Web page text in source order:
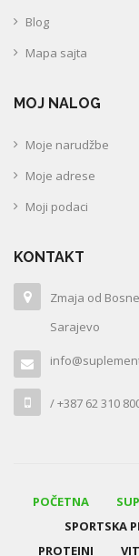
Blog
Mapa sajta
MOJ NALOG
Moje narudžbe
Moje adrese
Moji podaci
KONTAKT
Zmaja od
Sarajevo
/ +387 62 310
POČETNA
SPORTSKA
PROTEINI